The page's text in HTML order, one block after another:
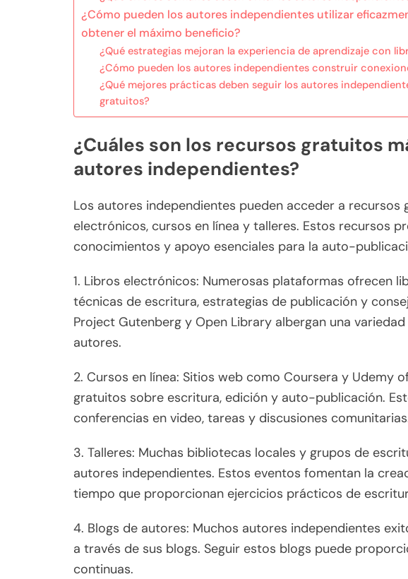
¿Cómo pueden los autores independientes utilizar
obtener el máximo beneficio?
¿Qué estrategias mejoran la experiencia de aprendizaje con
¿Cómo pueden los autores independientes construir
¿Qué mejores prácticas deben seguir los autores
gratuitos?
¿Cuáles son los recursos gratuitos
autores independientes?
Los autores independientes pueden acceder a
electrónicos, cursos en línea y talleres. Estos recursos
conocimientos y apoyo esenciales para la auto-
1. Libros electrónicos: Numerosas plataformas ofrecen
técnicas de escritura, estrategias de publicación y
Project Gutenberg y Open Library albergan una
autores.
2. Cursos en línea: Sitios web como Coursera y Udemy
gratuitos sobre escritura, edición y auto-publicación.
conferencias en video, tareas y discusiones
3. Talleres: Muchas bibliotecas locales y grupos de
autores independientes. Estos eventos fomentan la
tiempo que proporcionan ejercicios prácticos de
4. Blogs de autores: Muchos autores independientes
a través de sus blogs. Seguir estos blogs puede
continuas.